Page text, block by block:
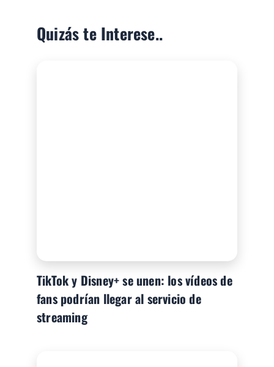
Quizás te Interese..
TikTok y Disney+ se unen: los vídeos de
fans podrían llegar al servicio de
streaming